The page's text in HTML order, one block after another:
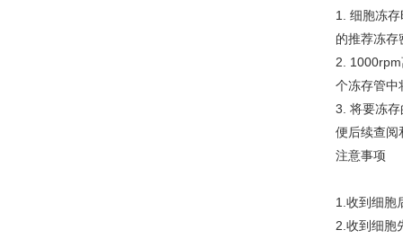
1. 细胞冻
的推荐冻
2.
个冻存管中
3. 将要冻
便后续查阅
注意事项
1.收到细胞
2.收到细胞